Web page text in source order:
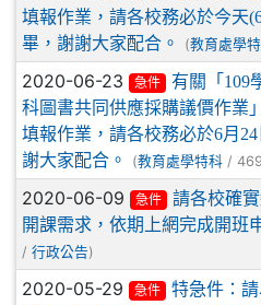
填報作業，請各校務必於今天
畢，謝謝大家配合。
(教育處學
2020-06-23 急件
有關「109
科圖書共同供應採購議價作業
填報作業，請各校務必於6月
謝大家配合。
(教育處學特科 /
2020-06-09 急件
請各校確
開課需求，依期上網完成開班
/ 行政公告)
2020-05-29 急件
特急件：